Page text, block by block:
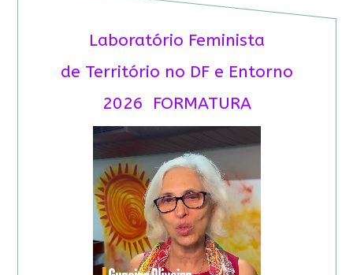
Laboratório Feminista
de Território no DF e Entorno
2026 FORMATURA